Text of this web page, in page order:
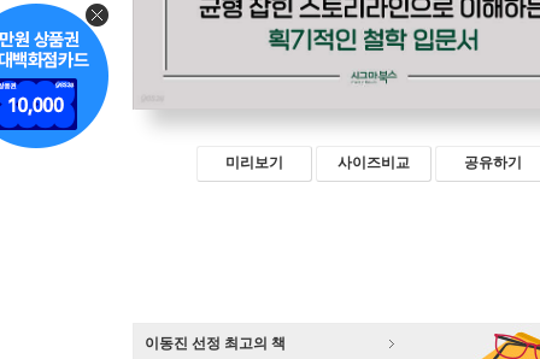
미리보기 사이즈비교 공유하기
이동진 선정 최고의 책